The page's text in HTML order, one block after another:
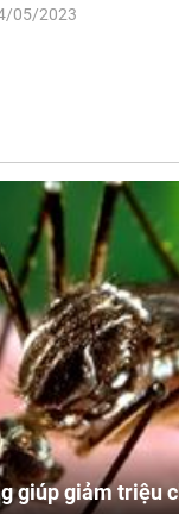
05/2023
giúp giảm triệu